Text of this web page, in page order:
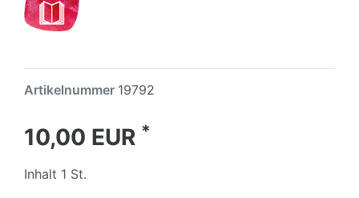
Artikelnummer 19792
10,00 EUR *
Inhalt 1 St.